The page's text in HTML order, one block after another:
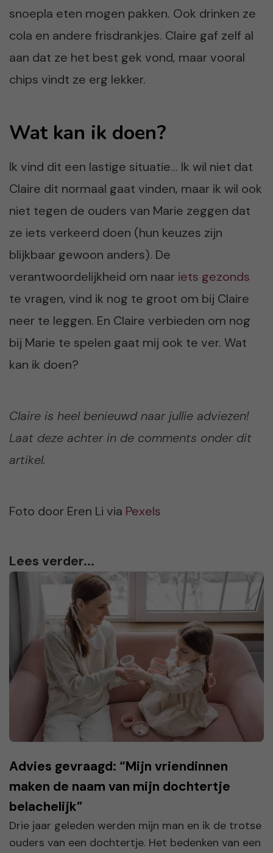
snoepla eten mogen pakken. Ook drinken ze
cola en andere frisdrankjes. Claire gaf zelf al
aan dat ze het best gek vond, maar vooral
chips vindt ze erg lekker.
Wat kan ik doen?
Ik vind dit een lastige situatie… Ik wil niet dat
Claire dit normaal gaat vinden, maar ik wil ook
niet tegen de ouders van Marie zeggen dat
ze iets verkeerd doen (hun keuzes zijn
blijkbaar gewoon anders). De
verantwoordelijkheid om naar iets gezonds
te vragen, vind ik nog te groot om bij Claire
neer te leggen. En Claire verbieden om nog
bij Marie te spelen gaat mij ook te ver. Wat
kan ik doen?
Claire is heel benieuwd naar jullie adviezen!
Laat deze achter in de comments onder dit
artikel.
Foto door Eren Li via Pexels
Lees verder...
Advies gevraagd: “Mijn vriendinnen
maken de naam van mijn dochtertje
belachelijk”
Drie jaar geleden werden mijn man en ik de trotse
ouders van een dochtertje. Het bedenken van een